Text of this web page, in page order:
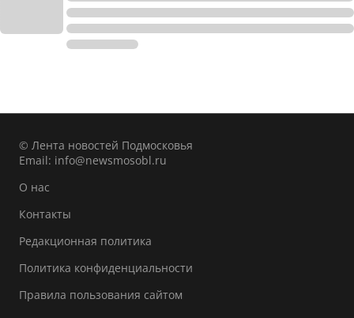
© Лента новостей Подмосковья
Email: info@newsmosobl.ru
О нас
Контакты
Редакционная политика
Политика конфиденциальности
Правила пользования сайтом